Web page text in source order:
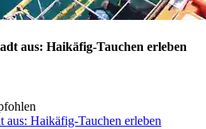
aus: Haikäfig-Tauchen erleben
aus: Haikäfig-Tauchen erleben